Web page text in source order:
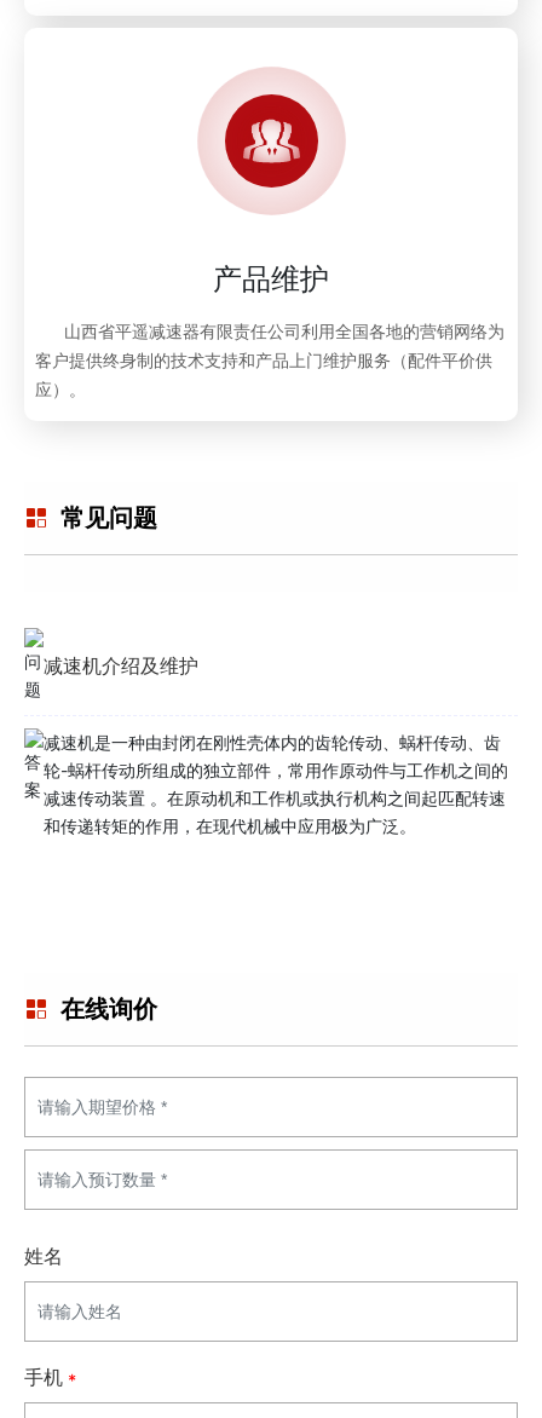
产品维护
山西省平遥减速器有限责任公司利用全国各地的营销网络为
客户提供终身制的技术支持和产品上门维护服务（配件平价供
应）。
常见问题
减速机介绍及维护
减速机是一种由封闭在刚性壳体内的齿轮传动、蜗杆传动、齿
轮-蜗杆传动所组成的独立部件，常用作原动件与工作机之间的
减速传动装置 。在原动机和工作机或执行机构之间起匹配转速
和传递转矩的作用，在现代机械中应用极为广泛。
在线询价
姓名
手机